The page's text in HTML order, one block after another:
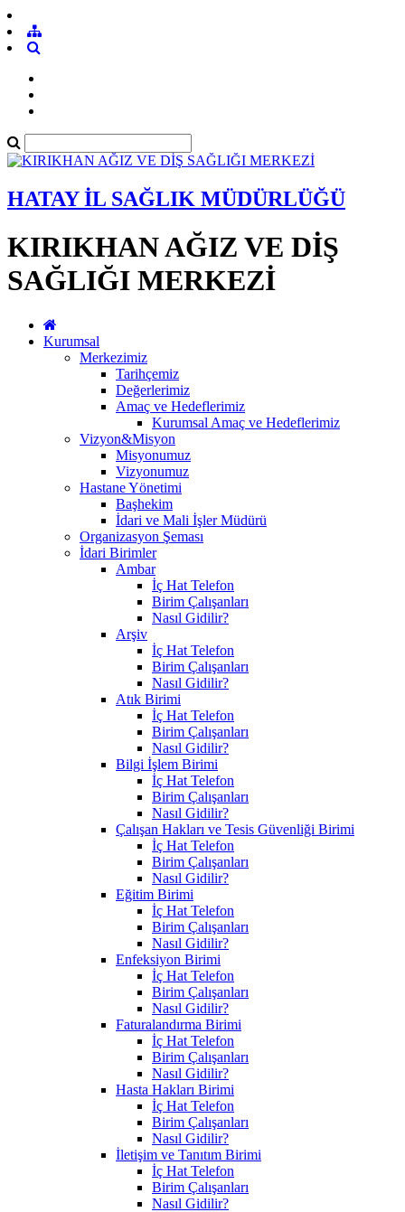
HATAY İL SAĞLIK MÜDÜRLÜĞÜ
KIRIKHAN AĞIZ VE DİŞ
SAĞLIĞI MERKEZİ
Kurumsal
Merkezimiz
Tarihçemiz
Değerlerimiz
Amaç ve Hedeflerimiz
Kurumsal Amaç ve Hedeflerimiz
Vizyon&Misyon
Misyonumuz
Vizyonumuz
Hastane Yönetimi
Başhekim
İdari ve Mali İşler Müdürü
Organizasyon Şeması
İdari Birimler
Ambar
İç Hat Telefon
Birim Çalışanları
Nasıl Gidilir?
Arşiv
İç Hat Telefon
Birim Çalışanları
Nasıl Gidilir?
Atık Birimi
İç Hat Telefon
Birim Çalışanları
Nasıl Gidilir?
Bilgi İşlem Birimi
İç Hat Telefon
Birim Çalışanları
Nasıl Gidilir?
Çalışan Hakları ve Tesis Güvenliği Birimi
İç Hat Telefon
Birim Çalışanları
Nasıl Gidilir?
Eğitim Birimi
İç Hat Telefon
Birim Çalışanları
Nasıl Gidilir?
Enfeksiyon Birimi
İç Hat Telefon
Birim Çalışanları
Nasıl Gidilir?
Faturalandırma Birimi
İç Hat Telefon
Birim Çalışanları
Nasıl Gidilir?
Hasta Hakları Birimi
İç Hat Telefon
Birim Çalışanları
Nasıl Gidilir?
İletişim ve Tanıtım Birimi
İç Hat Telefon
Birim Çalışanları
Nasıl Gidilir?